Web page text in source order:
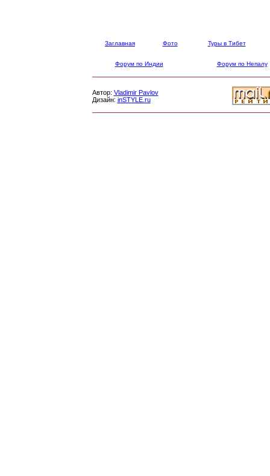
Заглавная Фото Туры в Тибет
Форум по Индии Форум по Непалу
Автор: Vladimir Pavlov
Дизайн: inSTYLE.ru